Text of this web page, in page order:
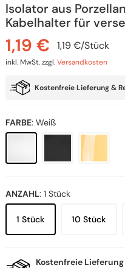
Isolator aus
Kabelhalter für
1,19 € 1,19€/Stück
inkl. MwSt.zzgl.Versandkosten
Kostenfreie Lieferung &
FARBE: Weiß
ANZAHL: 1 Stück
1 Stück 10 Stück
Kostenfreie